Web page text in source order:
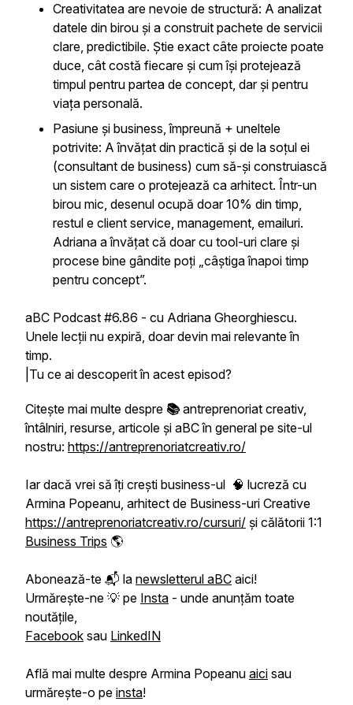
Creativitatea are nevoie de structură: A analizat
datele din birou și a construit pachete de servicii
clare, predictibile. Știe exact câte proiecte poate
duce, cât costă fiecare și cum își protejează
timpul pentru partea de concept, dar și pentru
viața personală.
Pasiune și business, împreună + uneltele
potrivite: A învățat din practică și de la soțul ei
(consultant de business) cum să-și construiască
un sistem care o protejează ca arhitect. Într-un
birou mic, desenul ocupă doar 10% din timp,
restul e client service, management, emailuri.
Adriana a învățat că doar cu tool-uri clare și
procese bine gândite poți „câștiga înapoi timp
pentru concept”.
aBC Podcast #6.86 - cu Adriana Gheorghiescu.
Unele lecții nu expiră, doar devin mai relevante în
timp.
|Tu ce ai descoperit în acest episod?
Citește mai multe despre 📚antreprenoriat creativ,
întâlniri, resurse, articole și aBC în general pe site-ul
nostru: https://antreprenoriatcreativ.ro/
Iar dacă vrei să îți crești business-ul 🧠 lucreză cu
Armina Popeanu, arhitect de Business-uri Creative
https://antreprenoriatcreativ.ro/cursuri/ și călătorii 1:1
Business Trips 🌎
Abonează-te 📬 la newsletterul aBC aici!
Urmărește-ne 💡 pe Insta - unde anunțăm toate
noutățile,
Facebook sau LinkedIN
Află mai multe despre Armina Popeanu aici sau
urmărește-o pe insta!